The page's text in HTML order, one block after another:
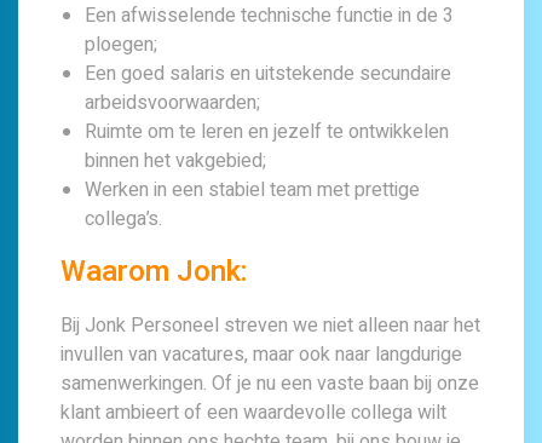
Een afwisselende technische functie in de 3
ploegen;
Een goed salaris en uitstekende secundaire
arbeidsvoorwaarden;
Ruimte om te leren en jezelf te ontwikkelen
binnen het vakgebied;
Werken in een stabiel team met prettige
collega’s.
Waarom Jonk:
Bij Jonk Personeel streven we niet alleen naar het
invullen van vacatures, maar ook naar langdurige
samenwerkingen. Of je nu een vaste baan bij onze
klant ambieert of een waardevolle collega wilt